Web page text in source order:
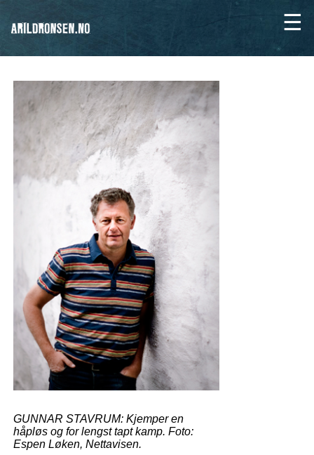
GUNNAR STAVRUM: Kjemper en
håpløs og for lengst tapt kamp. Foto:
Espen Løken, Nettavisen.